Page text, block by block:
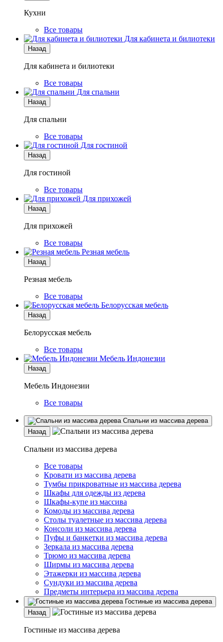
Кухни
Все товары
Для кабинета и билиотеки
Назад
Для кабинета и билиотеки
Все товары
Для спальни
Назад
Для спальни
Все товары
Для гостиной
Назад
Для гостиной
Все товары
Для прихожей
Назад
Для прихожей
Все товары
Резная мебель
Назад
Резная мебель
Все товары
Белорусская мебель
Назад
Белорусская мебель
Все товары
Мебель Индонезии
Назад
Мебель Индонезии
Все товары
Спальни из массива дерева
Назад
Спальни из массива дерева
Все товары
Кровати из массива дерева
Тумбы прикроватные из массива дерева
Шкафы для одежды из дерева
Шкафы-купе из массива
Комоды из массива дерева
Столы туалетные из массива дерева
Консоли из массива дерева
Пуфы и банкетки из массива дерева
Зеркала из массива дерева
Трюмо из массива дерева
Ширмы из массива дерева
Этажерки из массива дерева
Сундуки из массива дерева
Предметы интерьера из массива дерева
Гостиные из массива дерева
Назад
Гостиные из массива дерева